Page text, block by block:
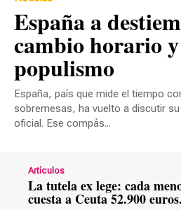
España a destiempo: el
cambio horario
populismo
España, país que mide el tiempo
sobremesas, ha vuelto a discutir
oficial. Ese compás...
Artículos
La tutela ex lege: cada menor migrante le
cuesta a Ceuta 52.900